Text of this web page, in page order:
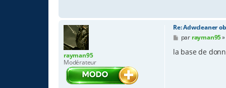
rayman95
Modérateur
Re: Adwcleaner
M
e
s
par rayman95»
la base de